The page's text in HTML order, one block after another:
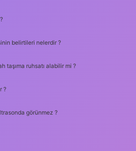
belirtileri nelerdir ?
taşıma ruhsatı alabilir mi ?
?
görünmez ?